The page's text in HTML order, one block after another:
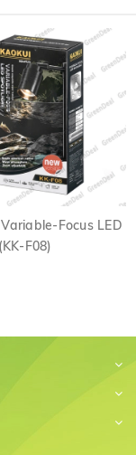
Focus LED
F08)